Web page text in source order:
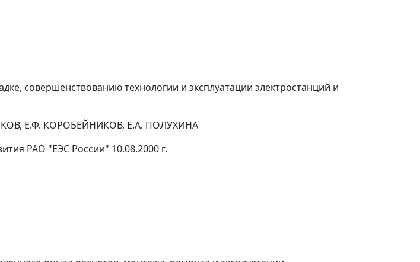
совершенствованию технологии и эксплуатации электростанций и
Е.Ф. КОРОБЕЙНИКОВ, Е.А. ПОЛУХИНА
РАО "ЕЭС России" 10.08.2000 г.